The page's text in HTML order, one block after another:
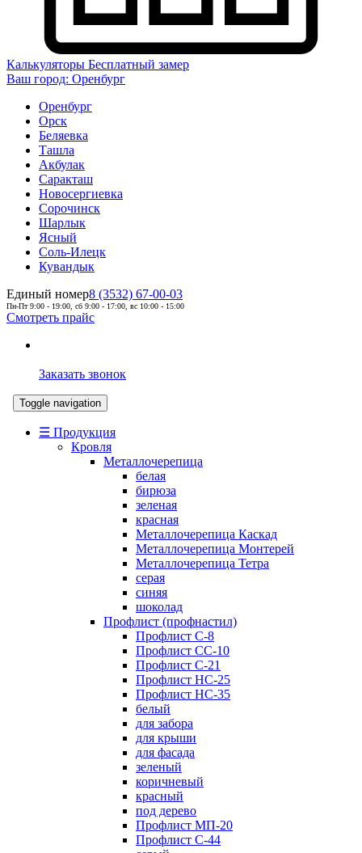
Калькуляторы Бесплатный замер
Ваш город: Оренбург
Оренбург
Орск
Беляевка
Ташла
Акбулак
Саракташ
Новосергиевка
Сорочинск
Шарлык
Ясный
Соль-Илецк
Кувандык
Единый номер8 (3532) 67-00-03
Пн-Пт 9:00 - 19:00, сб 9:00 - 17:00, вс 10:00 - 15:00
Смотреть прайс
Заказать звонок
Toggle navigation
☰ Продукция
Кровля
Металлочерепица
белая
бирюза
зеленая
красная
Металлочерепица Каскад
Металлочерепица Монтерей
Металлочерепица Тетра
серая
синяя
шоколад
Профлист (профнастил)
Профлист С-8
Профлист СС-10
Профлист C-21
Профлист НС-25
Профлист НС-35
белый
для забора
для крыши
для фасада
зеленый
коричневый
красный
под дерево
Профлист МП-20
Профлист С-44